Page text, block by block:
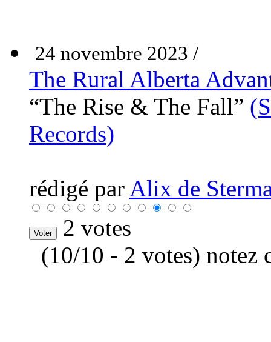
24 novembre 2023 /
The Rural Alberta
“The Rise & The Fall”
Records)
rédigé par Alix de
2 votes
(10/10 - 2 votes) notez